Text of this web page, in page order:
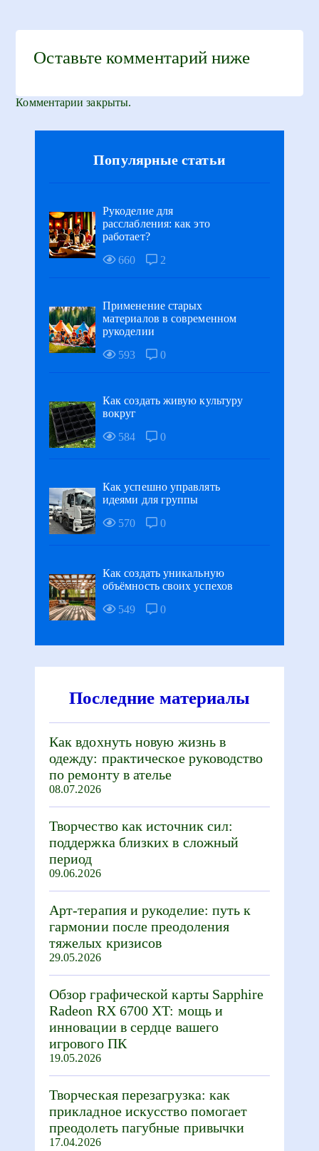
Оставьте комментарий ниже
Комментарии закрыты.
Популярные статьи
Рукоделие для
расслабления: как это
работает?
660
2
Применение старых
материалов в современном
рукоделии
593
0
Как создать живую культуру
вокруг
584
0
Как успешно управлять
идеями для группы
570
0
Как создать уникальную
объёмность своих успехов
549
0
Последние материалы
Как вдохнуть новую жизнь в
одежду: практическое руководство
по ремонту в ателье
08.07.2026
Творчество как источник сил:
поддержка близких в сложный
период
09.06.2026
Арт-терапия и рукоделие: путь к
гармонии после преодоления
тяжелых кризисов
29.05.2026
Обзор графической карты Sapphire
Radeon RX 6700 XT: мощь и
инновации в сердце вашего
игрового ПК
19.05.2026
Творческая перезагрузка: как
прикладное искусство помогает
преодолеть пагубные привычки
17.04.2026